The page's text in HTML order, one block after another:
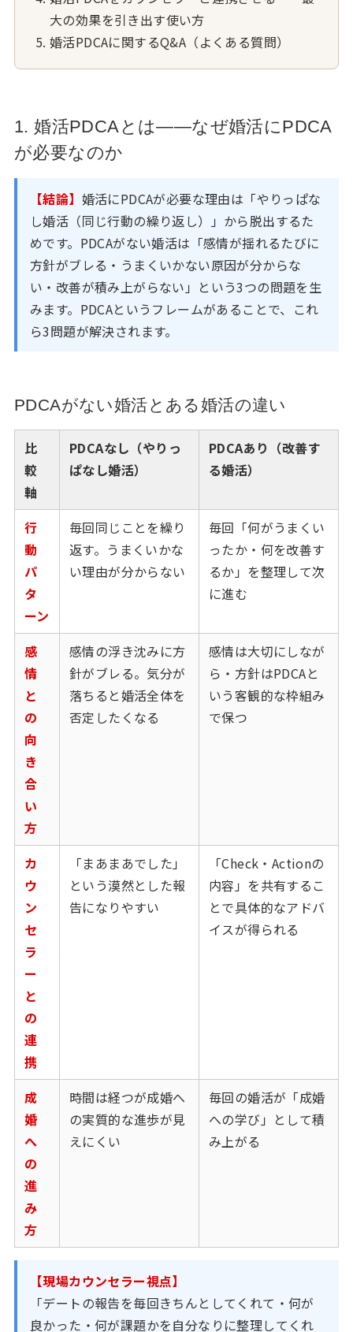
大の効果を引き出す使い方
婚活PDCAに関するQ&A（よくある質問）
1. 婚活PDCAとは——なぜ婚活にPDCA
が必要なのか
【結論】 婚活にPDCAが必要な理由は「やりっぱな
し婚活（同じ行動の繰り返し）」から脱出するた
めです。PDCAがない婚活は「感情が揺れるたびに
方針がブレる・うまくいかない原因が分からな
い・改善が積み上がらない」という3つの問題を生
みます。PDCAというフレームがあることで、これ
ら3問題が解決されます。
PDCAがない婚活とある婚活の違い
比
較
軸
PDCAなし（やりっ
ぱなし婚活）
PDCAあり（改善す
る婚活）
行
動
パ
タ
ーン
毎回同じことを繰り
返す。うまくいかな
い理由が分からない
毎回「何がうまくい
ったか・何を改善す
るか」を整理して次
に進む
感
情
と
の
向
き
合
い
方
感情の浮き沈みに方
針がブレる。気分が
落ちると婚活全体を
否定したくなる
感情は大切にしなが
ら・方針はPDCAと
いう客観的な枠組み
で保つ
カ
ウ
ン
セ
ラ
ー
と
の
連
携
「まあまあでした」
という漠然とした報
告になりやすい
「Check・Actionの
内容」を共有するこ
とで具体的なアドバ
イスが得られる
成
婚
へ
の
進
み
方
時間は経つが成婚へ
の実質的な進歩が見
えにくい
毎回の婚活が「成婚
への学び」として積
み上がる
【現場カウンセラー視点】
「デートの報告を毎回きちんとしてくれて・何が
良かった・何が課題かを自分なりに整理してくれ